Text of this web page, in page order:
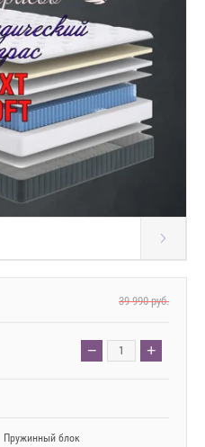
39 990руб.
− +
Пружинный блок